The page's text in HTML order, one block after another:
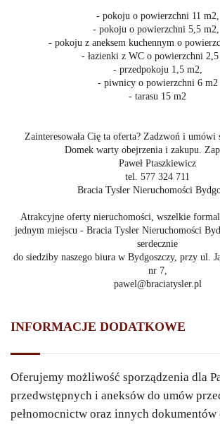
- pokoju o powierzchni 11 m2,
- pokoju o powierzchni 5,5 m2,
- pokoju z aneksem kuchennym o
- łazienki z WC o powierzchni
- przedpokoju 1,5 m2,
- piwnicy o powierzchni 6 m2
- tarasu 15 m2
Zainteresowała Cię ta oferta? Zadzwoń i umówi
Domek warty obejrzenia i zakupu.
Paweł Ptaszkiewicz
tel. 577 324 711
Bracia Tysler Nieruchomości
Atrakcyjne oferty nieruchomości, wszelkie
jednym miejscu - Bracia Tysler Nieruchomości
serdecznie
do siedziby naszego biura w Bydgoszczy, przy ul.
nr 7,
pawel@braciatysler.pl
INFORMACJE DODATKOWE
Oferujemy możliwość sporządzenia dla
przedwstępnych i aneksów do umów
pełnomocnictw oraz innych dokumentów